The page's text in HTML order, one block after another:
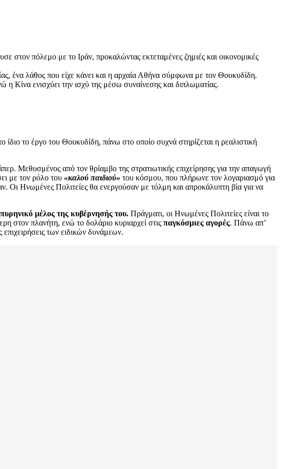
στον πόλεμο με το Ιράν, προκαλώντας εκτεταμένες ζημιές και οικονομικές
ένα λάθος που είχε κάνει και η αρχαία Αθήνα σύμφωνα με τον Θουκυδίδη.
Κίνα ενισχύει την ισχύ της μέσω συναίνεσης και διπλωματίας.
το έργο του Θουκυδίδη, πάνω στο οποίο συχνά στηρίζεται η ρεαλιστική
Μεθυσμένος από τον θρίαμβο της στρατιωτικής επιχείρησης για την απαγωγή
με τον ρόλο του «καλού παιδιού» του κόσμου, που πλήρωνε τον λογαριασμό για
Οι Ηνωμένες Πολιτείες θα ενεργούσαν με τόλμη και απροκάλυπτη βία για να
μέλος της κυβέρνησής του. Πράγματι, οι Ηνωμένες Πολιτείες είναι το
στον πλανήτη, ενώ το δολάριο κυριαρχεί στις παγκόσμιες αγορές. Πάνω απ’
των ειδικών δυνάμεων.